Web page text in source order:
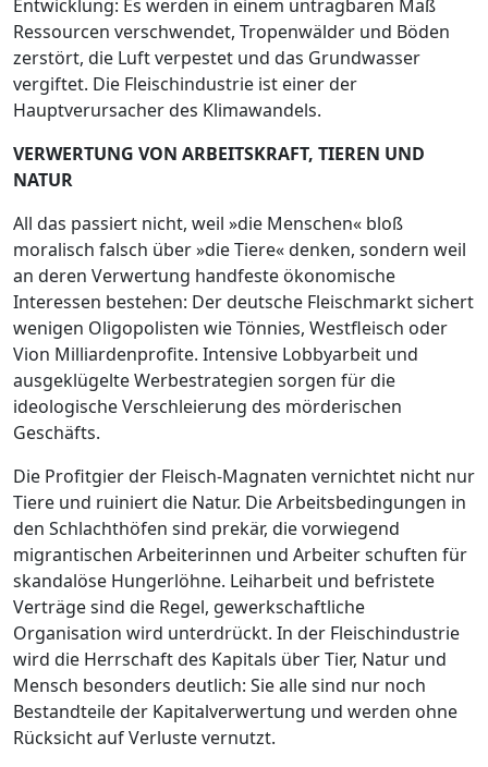
Entwicklung: Es werden in einem untragbaren Maß
Ressourcen verschwendet, Tropenwälder und Böden
zerstört, die Luft verpestet und das Grundwasser
vergiftet. Die Fleischindustrie ist einer der
Hauptverursacher des Klimawandels.
VERWERTUNG VON ARBEITSKRAFT, TIEREN UND
NATUR
All das passiert nicht, weil »die Menschen« bloß
moralisch falsch über »die Tiere« denken, sondern weil
an deren Verwertung handfeste ökonomische
Interessen bestehen: Der deutsche Fleischmarkt sichert
wenigen Oligopolisten wie Tönnies, Westfleisch oder
Vion Milliardenprofite. Intensive Lobbyarbeit und
ausgeklügelte Werbestrategien sorgen für die
ideologische Verschleierung des mörderischen
Geschäfts.
Die Profitgier der Fleisch-Magnaten vernichtet nicht nur
Tiere und ruiniert die Natur. Die Arbeitsbedingungen in
den Schlachthöfen sind prekär, die vorwiegend
migrantischen Arbeiterinnen und Arbeiter schuften für
skandalöse Hungerlöhne. Leiharbeit und befristete
Verträge sind die Regel, gewerkschaftliche
Organisation wird unterdrückt. In der Fleischindustrie
wird die Herrschaft des Kapitals über Tier, Natur und
Mensch besonders deutlich: Sie alle sind nur noch
Bestandteile der Kapitalverwertung und werden ohne
Rücksicht auf Verluste vernutzt.